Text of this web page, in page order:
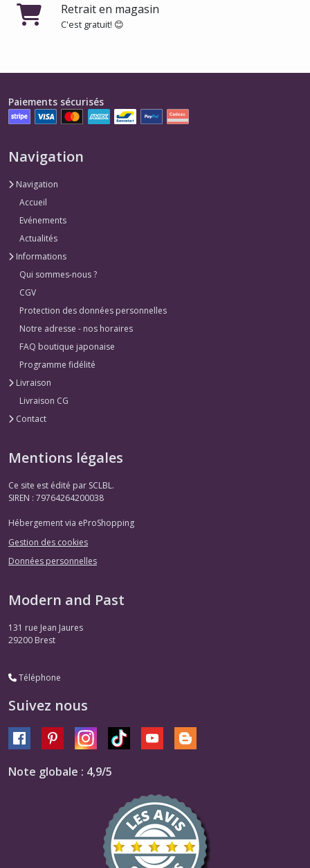
Retrait en magasin
C'est gratuit! 😊
Paiements sécurisés
Navigation
Navigation
Accueil
Evénements
Actualités
Informations
Qui sommes-nous ?
CGV
Protection des données personnelles
Notre adresse - nos horaires
FAQ boutique japonaise
Programme fidélité
Livraison
Livraison CG
Contact
Mentions légales
Ce site est édité par SCLBL.
SIREN : 79764264200038
Hébergement via eProShopping
Gestion des cookies
Données personnelles
Modern and Past
131 rue Jean Jaures
29200 Brest
Téléphone
Suivez nous
Note globale : 4,9/5